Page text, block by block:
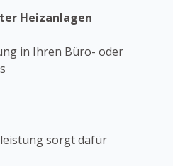
Heizanlagen
in Ihren Büro- oder
sorgt dafür